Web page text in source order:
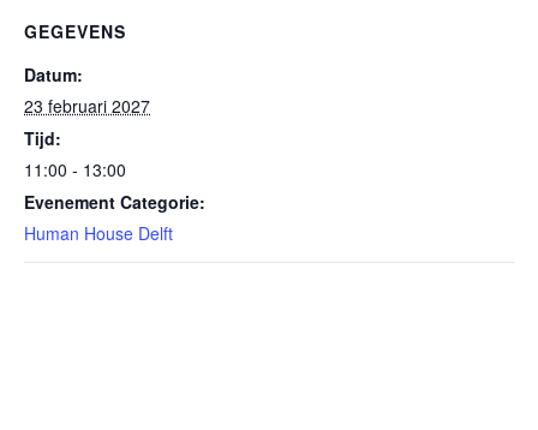
GEGEVENS
Datum:
23 februari 2027
Tijd:
11:00 - 13:00
Evenement Categorie:
Human House Delft